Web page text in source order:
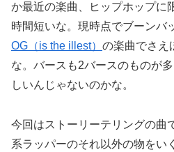
か最近の楽曲、ヒップホップに
時間短いな。現時点でブーンバ
OG（is the illest） の楽曲でさえ
な。バースも2バースのものが
しいんじゃないのかな。
今回はストーリーテリングの曲
系ラッパーのそれ以外の物をい